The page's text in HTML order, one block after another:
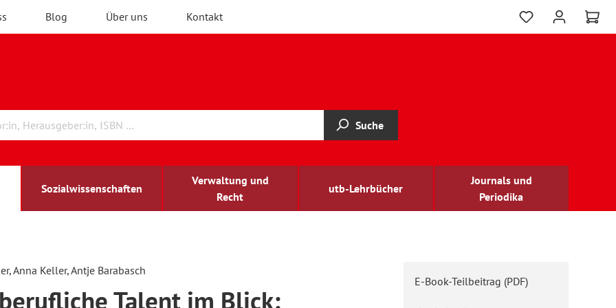
Blog Über uns Kontakt
Suche
Sozialwissenschaften
Verwaltung und
Recht
utb-Lehrbücher
Journals und
Periodika
BildungBildung
und Wissenschaft
forum
Anna Keller, Antje Barabasch
Talent im Blick:
E-Book-Teilbeitrag (PDF)